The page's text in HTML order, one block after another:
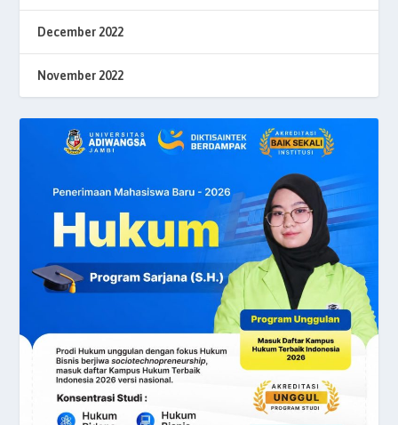
December 2022
November 2022